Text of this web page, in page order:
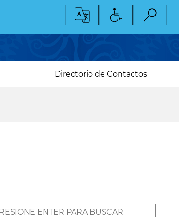
Directorio de Contactos